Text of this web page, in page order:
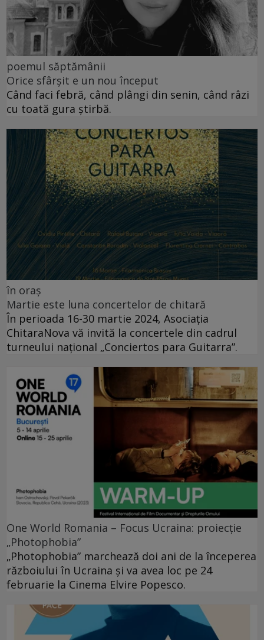
poemul săptămânii
Orice sfârșit e un nou început
Când faci febră, când plângi din senin, când râzi
cu toată gura știrbă.
în oraș
Martie este luna concertelor de chitară
În perioada 16-30 martie 2024, Asociația
ChitaraNova vă invită la concertele din cadrul
turneului național „Conciertos para Guitarra”.
One World Romania – Focus Ucraina: proiecție
„Photophobia”
„Photophobia” marchează doi ani de la începerea
războiului în Ucraina și va avea loc pe 24
februarie la Cinema Elvire Popesco.